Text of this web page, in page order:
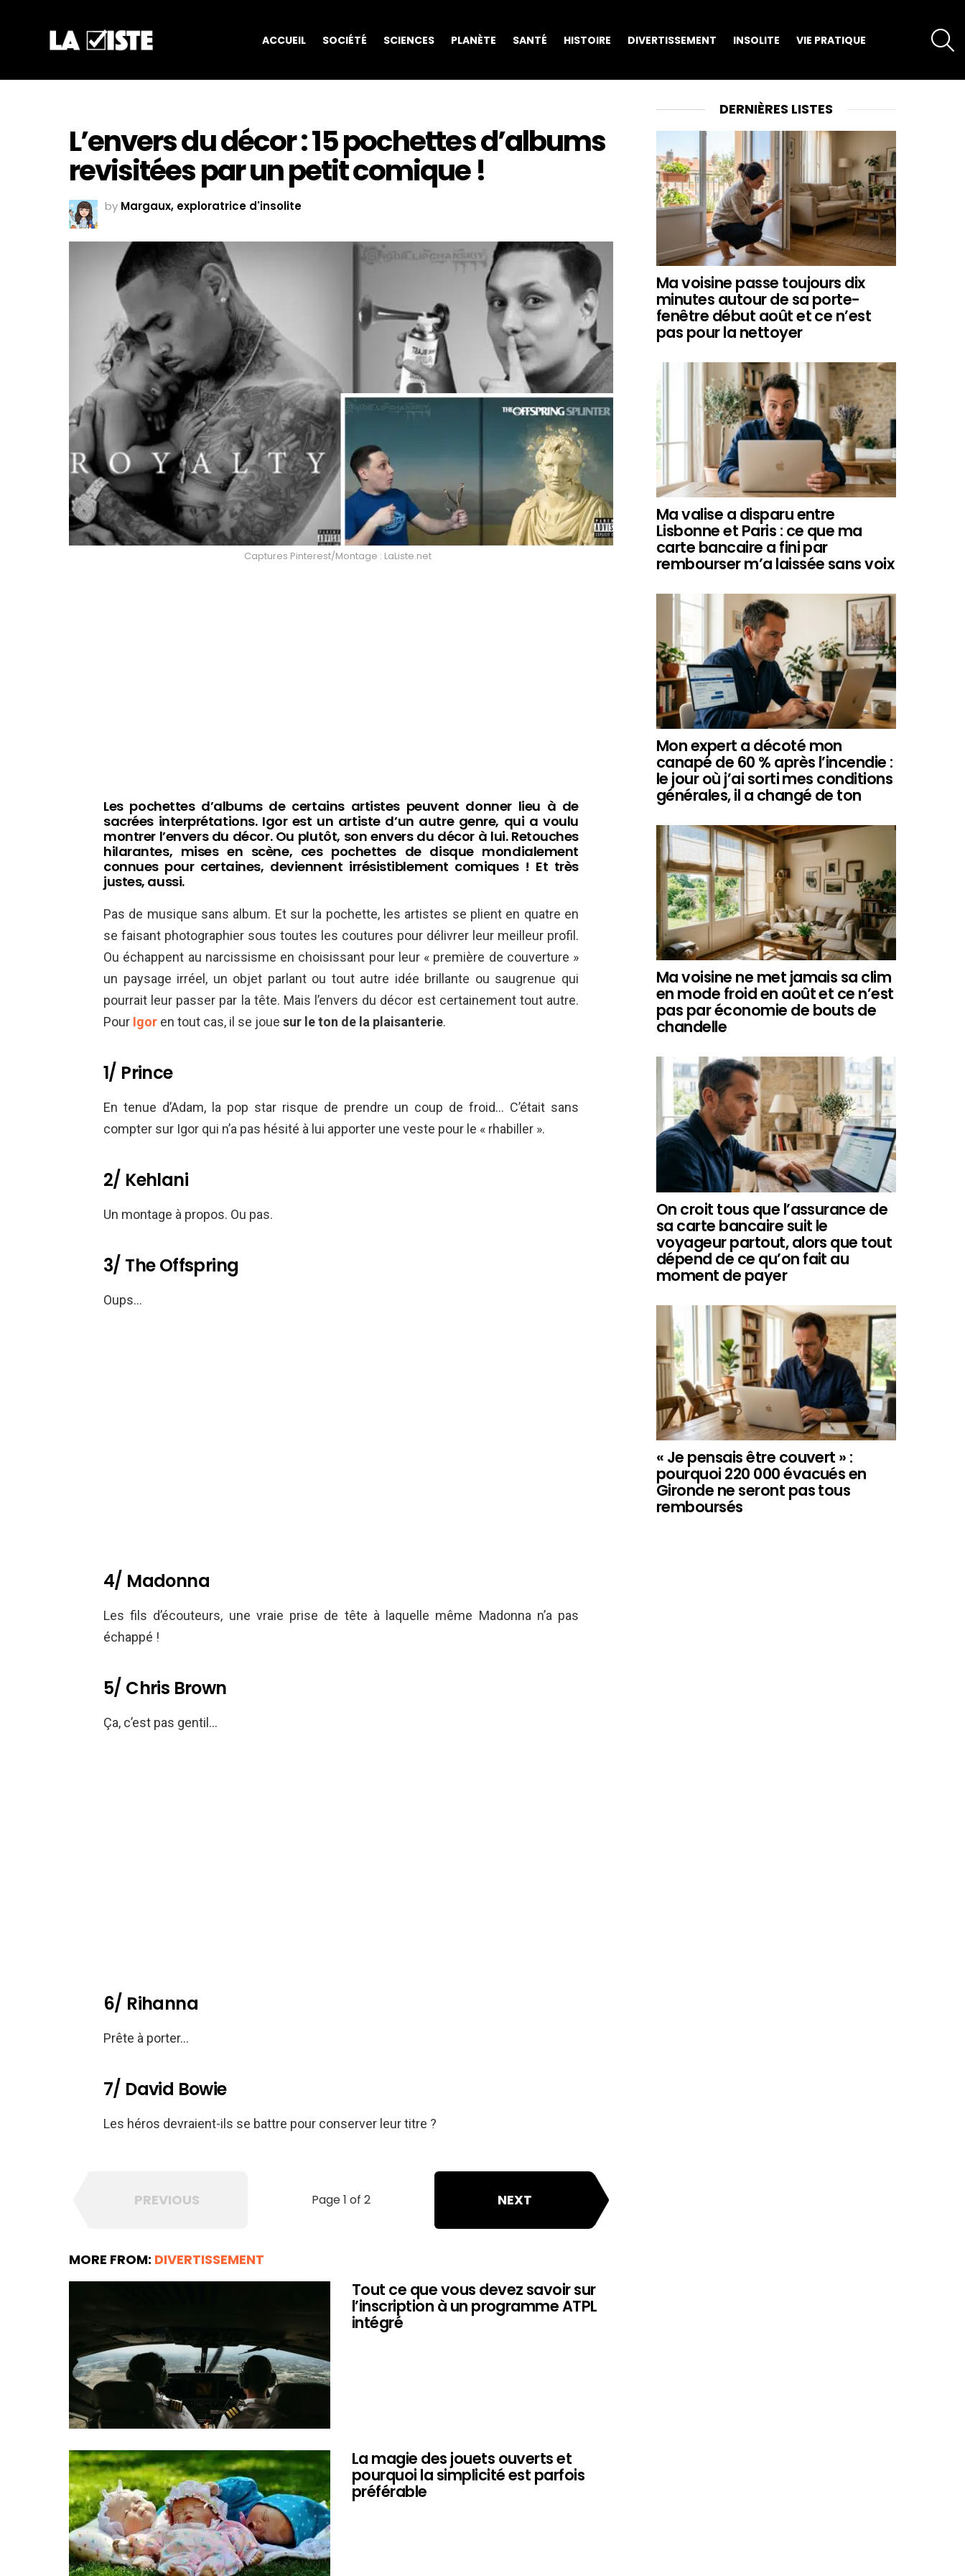
ACCUEIL SOCIÉTÉ SCIENCES PLANÈTE SANTÉ HISTOIRE DIVERTISSEMENT INSOLITE VIE PRATIQUE
L’envers du décor : 15 pochettes d’albums
revisitées par un petit comique !
by Margaux, exploratrice d'insolite
Captures Pinterest/Montage : LaListe.net
Les pochettes d’albums de certains artistes peuvent donner lieu à de
sacrées interprétations. Igor est un artiste d’un autre genre, qui a voulu
montrer l’envers du décor. Ou plutôt, son envers du décor à lui. Retouches
hilarantes, mises en scène, ces pochettes de disque mondialement
connues pour certaines, deviennent irrésistiblement comiques ! Et très
justes, aussi.
Pas de musique sans album. Et sur la pochette, les artistes se plient en quatre en
se faisant photographier sous toutes les coutures pour délivrer leur meilleur profil.
Ou échappent au narcissisme en choisissant pour leur « première de couverture »
un paysage irréel, un objet parlant ou tout autre idée brillante ou saugrenue qui
pourrait leur passer par la tête. Mais l’envers du décor est certainement tout autre.
Pour Igor en tout cas, il se joue sur le ton de la plaisanterie.
1/ Prince
En tenue d’Adam, la pop star risque de prendre un coup de froid… C’était sans
compter sur Igor qui n’a pas hésité à lui apporter une veste pour le « rhabiller ».
2/ Kehlani
Un montage à propos. Ou pas.
3/ The Offspring
Oups…
4/ Madonna
Les fils d’écouteurs, une vraie prise de tête à laquelle même Madonna n’a pas
échappé !
5/ Chris Brown
Ça, c’est pas gentil…
6/ Rihanna
Prête à porter…
7/ David Bowie
Les héros devraient-ils se battre pour conserver leur titre ?
Page 1 of 2
PREVIOUS NEXT
MORE FROM: DIVERTISSEMENT
Tout ce que vous devez savoir sur
l’inscription à un programme ATPL
intégré
La magie des jouets ouverts et
pourquoi la simplicité est parfois
préférable
DERNIÈRES LISTES
Ma voisine passe toujours dix
minutes autour de sa porte-
fenêtre début août et ce n’est
pas pour la nettoyer
Ma valise a disparu entre
Lisbonne et Paris : ce que ma
carte bancaire a fini par
rembourser m’a laissée sans voix
Mon expert a décoté mon
canapé de 60 % après l’incendie :
le jour où j’ai sorti mes conditions
générales, il a changé de ton
Ma voisine ne met jamais sa clim
en mode froid en août et ce n’est
pas par économie de bouts de
chandelle
On croit tous que l’assurance de
sa carte bancaire suit le
voyageur partout, alors que tout
dépend de ce qu’on fait au
moment de payer
« Je pensais être couvert » :
pourquoi 220 000 évacués en
Gironde ne seront pas tous
remboursés